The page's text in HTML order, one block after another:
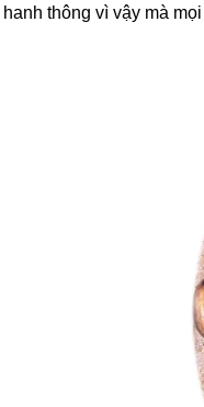
hanh thông vì vậy mà